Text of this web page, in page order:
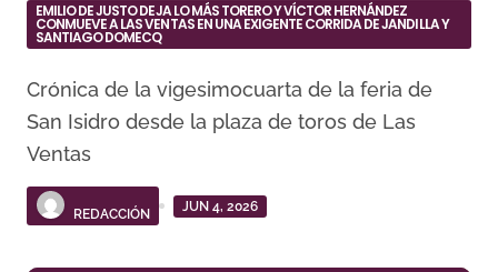
EMILIO DE JUSTO DEJA LO MÁS TORERO Y VÍCTOR HERNÁNDEZ
CONMUEVE A LAS VENTAS EN UNA EXIGENTE CORRIDA DE JANDILLA Y
SANTIAGO DOMECQ
Crónica de la vigesimocuarta de la feria de
San Isidro desde la plaza de toros de Las
Ventas
REDACCIÓN
JUN 4, 2026